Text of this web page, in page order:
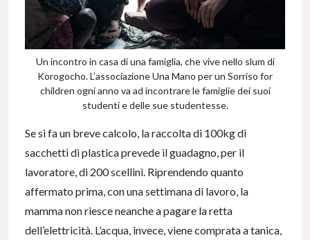
Un incontro in casa di una famiglia, che vive nello slum di
Korogocho. L’associazione Una Mano per un Sorriso for
children ogni anno va ad incontrare le famiglie dei suoi
studenti e delle sue studentesse.
Se si fa un breve calcolo, la raccolta di 100kg di
sacchetti di plastica prevede il guadagno, per il
lavoratore, di 200 scellini. Riprendendo quanto
affermato prima, con una settimana di lavoro, la
mamma non riesce neanche a pagare la retta
dell’elettricità. L’acqua, invece, viene comprata a tanica,